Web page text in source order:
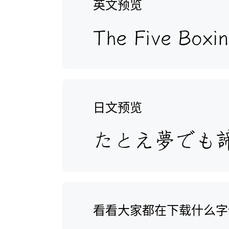
英文预览
日文预览
看看大家都在下载什么